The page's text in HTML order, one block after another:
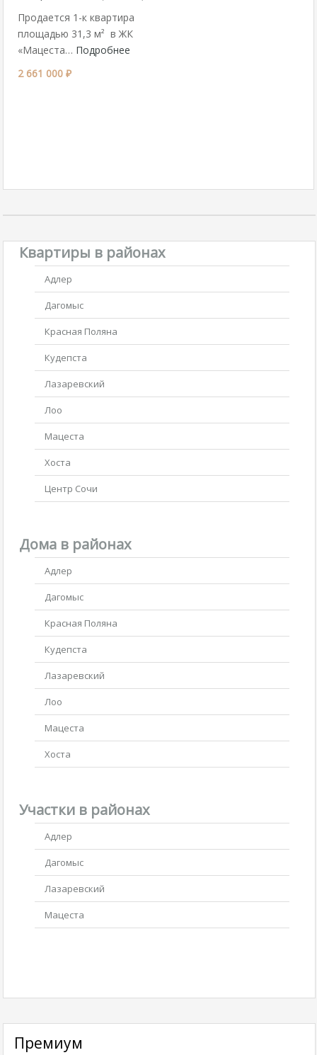
Продается 1-к квартира
площадью 31,3 м² в ЖК
«Мацеста… Подробнее
2 661 000 ₽
Квартиры в районах
Адлер
Дагомыс
Красная Поляна
Кудепста
Лазаревский
Лоо
Мацеста
Хоста
Центр Сочи
Дома в районах
Адлер
Дагомыс
Красная Поляна
Кудепста
Лазаревский
Лоо
Мацеста
Хоста
Участки в районах
Адлер
Дагомыс
Лазаревский
Мацеста
Премиум